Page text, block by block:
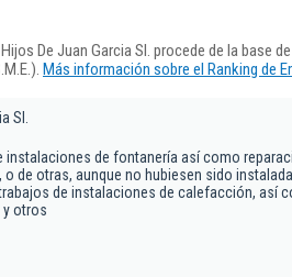
De Juan Garcia Sl. procede de la base
Más información sobre el Ranking de
Sl.
instalaciones de fontanería así como
de otras, aunque no hubiesen sido
de instalaciones de calefacción, así
y otros